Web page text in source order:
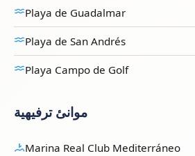
Playa de Guadalmar
Playa de San Andrés
Playa Campo de Golf
موانئ ترفيهية
Marina Real Club Mediterráneo